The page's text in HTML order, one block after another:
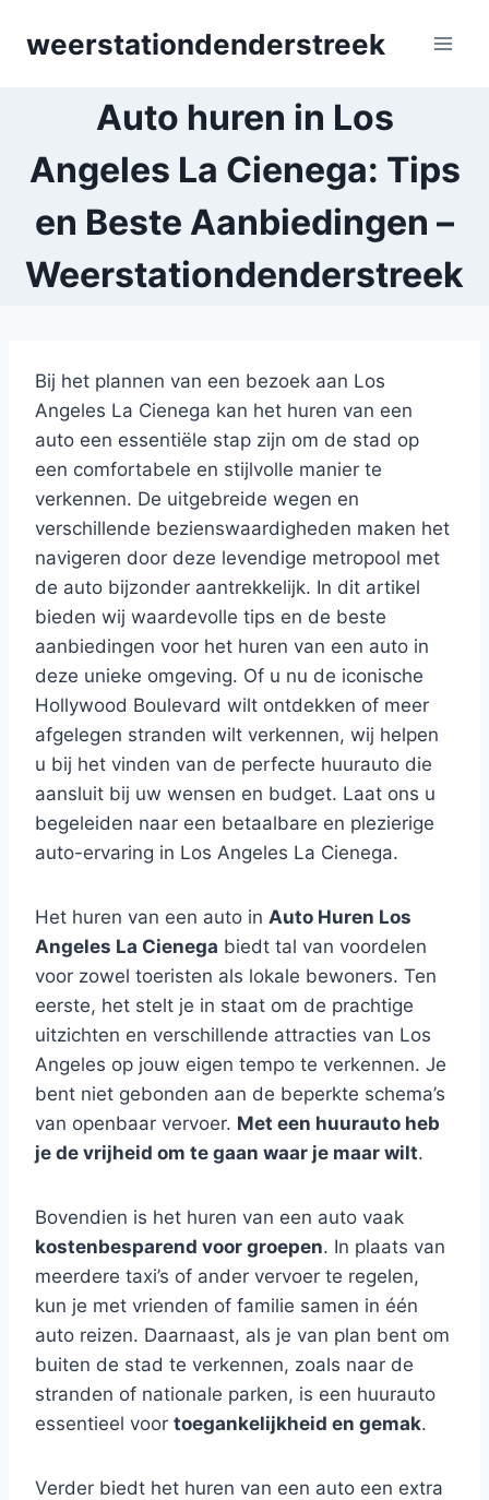
weerstationdenderstreek
Auto huren in Los
Angeles La Cienega: Tips
en Beste Aanbiedingen –
Weerstationdenderstreek
Bij het plannen van een bezoek aan Los
Angeles La Cienega kan het huren van een
auto een essentiële stap zijn om de stad op
een comfortabele en stijlvolle manier te
verkennen. De uitgebreide wegen en
verschillende bezienswaardigheden maken het
navigeren door deze levendige metropool met
de auto bijzonder aantrekkelijk. In dit artikel
bieden wij waardevolle tips en de beste
aanbiedingen voor het huren van een auto in
deze unieke omgeving. Of u nu de iconische
Hollywood Boulevard wilt ontdekken of meer
afgelegen stranden wilt verkennen, wij helpen
u bij het vinden van de perfecte huurauto die
aansluit bij uw wensen en budget. Laat ons u
begeleiden naar een betaalbare en plezierige
auto-ervaring in Los Angeles La Cienega.
Het huren van een auto in Auto Huren Los
Angeles La Cienega biedt tal van voordelen
voor zowel toeristen als lokale bewoners. Ten
eerste, het stelt je in staat om de prachtige
uitzichten en verschillende attracties van Los
Angeles op jouw eigen tempo te verkennen. Je
bent niet gebonden aan de beperkte schema’s
van openbaar vervoer. Met een huurauto heb
je de vrijheid om te gaan waar je maar wilt.
Bovendien is het huren van een auto vaak
kostenbesparend voor groepen. In plaats van
meerdere taxi’s of ander vervoer te regelen,
kun je met vrienden of familie samen in één
auto reizen. Daarnaast, als je van plan bent om
buiten de stad te verkennen, zoals naar de
stranden of nationale parken, is een huurauto
essentieel voor toegankelijkheid en gemak.
Verder biedt het huren van een auto een extra